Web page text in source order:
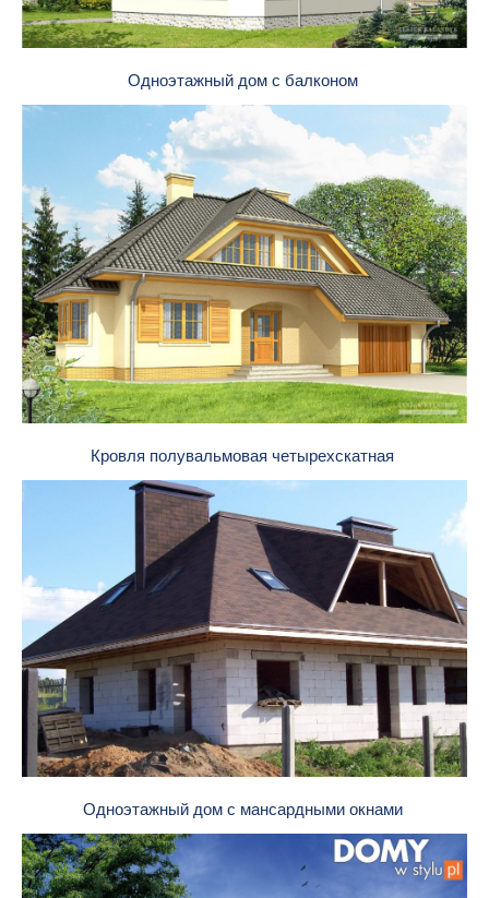
Одноэтажный дом с балконом
Кровля полувальмовая четырехскатная
Одноэтажный дом с мансардными окнами